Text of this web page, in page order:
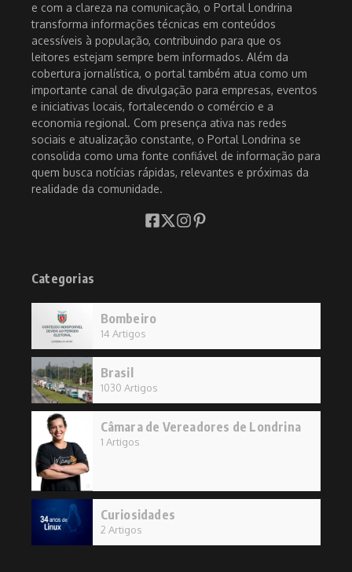
e com a clareza na comunicação, o Portal Londrina
transforma informações técnicas em conteúdos
acessíveis à população, contribuindo para que os
leitores estejam sempre bem informados. Além da
cobertura jornalística, o portal também atua como um
importante canal de divulgação para empresas, eventos
e iniciativas locais, fortalecendo o comércio e a
economia regional. Com presença ativa nas redes
sociais e atualização constante, o Portal Londrina se
consolida como uma fonte confiável de informação para
quem busca notícias rápidas, relevantes e próximas da
realidade da comunidade.
Categorias
Bombeiro
14 Artigos
Brasil
1030 Artigos
Câmara de Vereadores de Londrina
1 Artigos
Curiosidades
2 Artigos